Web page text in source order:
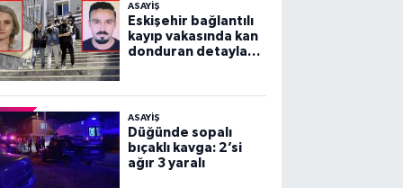
ASAYİŞ
Eskişehir bağlantılı
kayıp vakasında kan
donduran detaylar
ASAYİŞ
Düğünde sopalı
bıçaklı kavga: 2’si
ağır 3 yaralı